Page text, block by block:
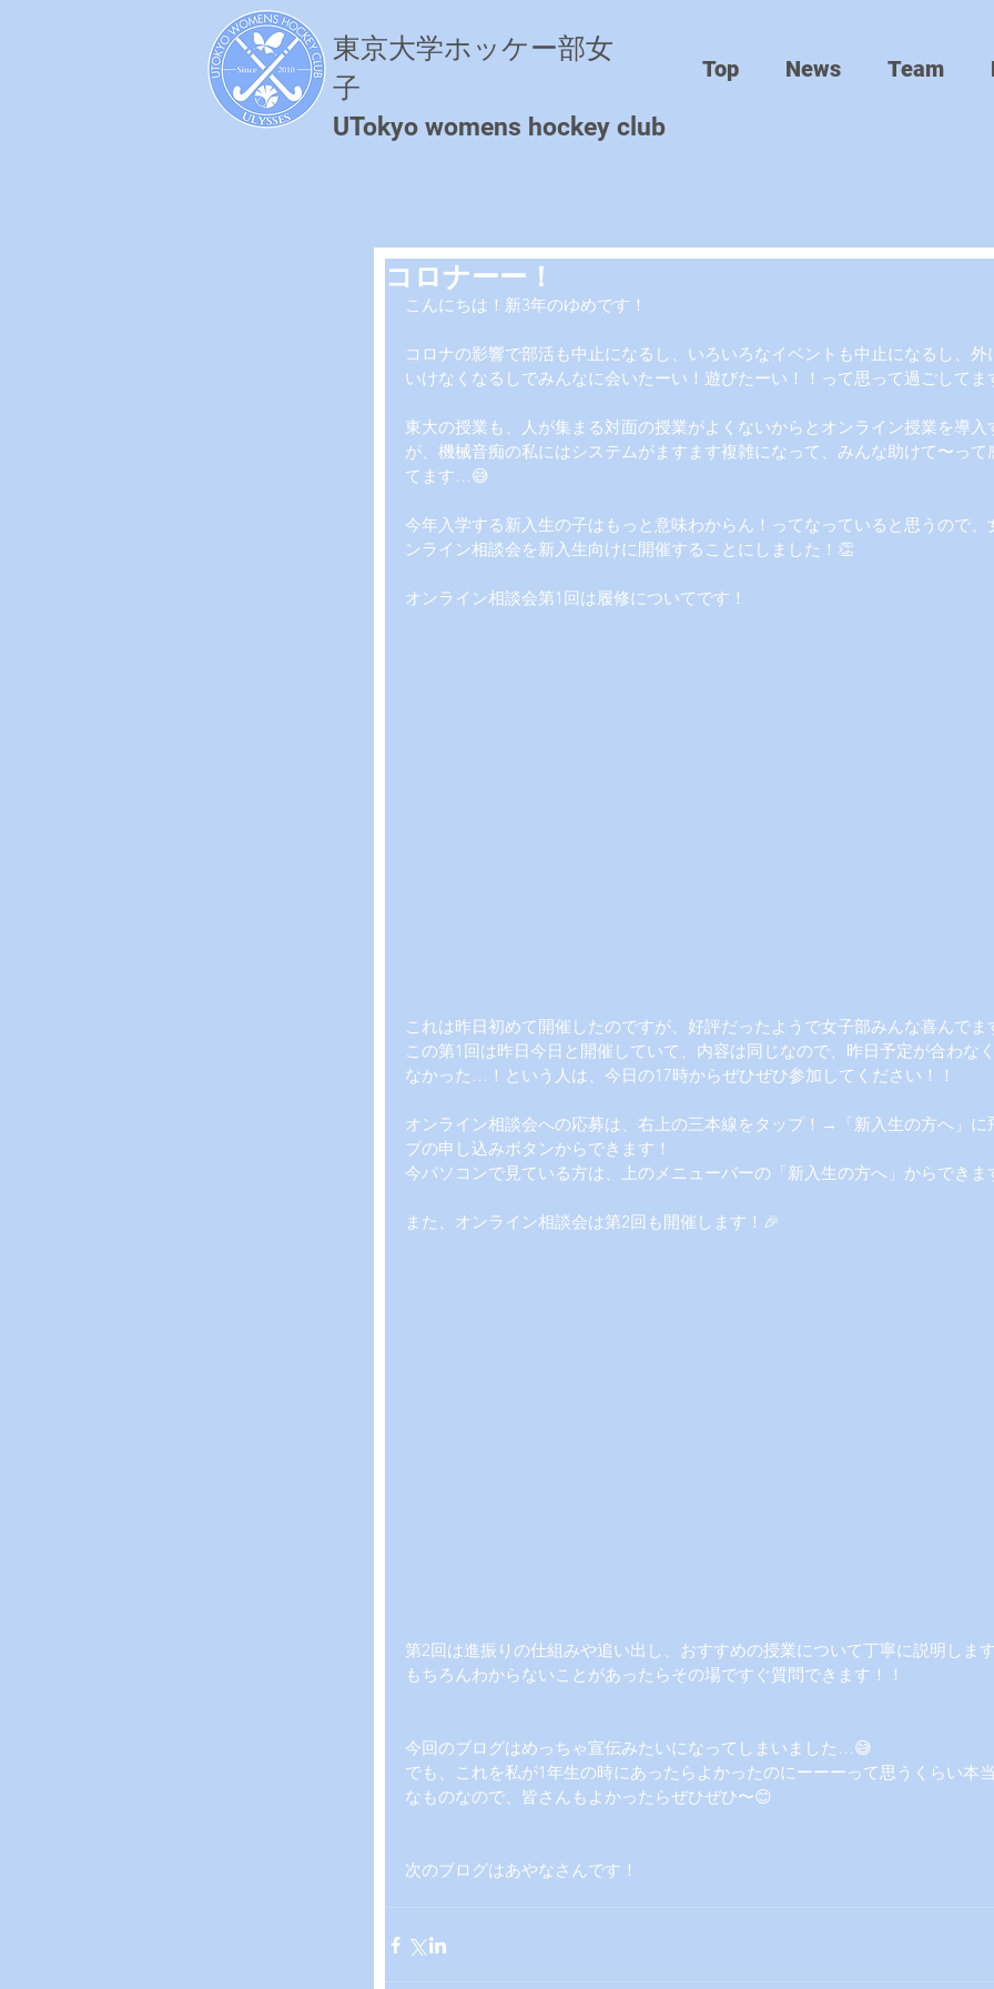
東京大学ホッケー部女
子
​UTokyo womens hockey club
Top News Team
コロナーー！
こんにちは！新3年のゆめです！
コロナの影響で部活も中止になるし、いろいろなイベントも中止になるし、外
いけなくなるしでみんなに会いたーい！遊びたーい！！って思って過ごしてま
東大の授業も、人が集まる対面の授業がよくないからとオンライン授業を導入
が、機械音痴の私にはシステムがますます複雑になって、みんな助けて〜って
てます…😅
今年入学する新入生の子はもっと意味わからん！ってなっていると思うので、
ンライン相談会を新入生向けに開催することにしました！👏
オンライン相談会第1回は履修についてです！
これは昨日初めて開催したのですが、好評だったようで女子部みんな喜んでま
この第1回は昨日今日と開催していて、内容は同じなので、昨日予定が合わな
なかった…！という人は、今日の17時からぜひぜひ参加してください！！
オンライン相談会への応募は、右上の三本線をタップ！→「新入生の方へ」
プの申し込みボタンからできます！
今パソコンで見ている方は、上のメニューバーの「新入生の方へ」からできま
また、オンライン相談会は第2回も開催します！🎉
第2回は進振りの仕組みや追い出し、おすすめの授業について丁寧に説明します
もちろんわからないことがあったらその場ですぐ質問できます！！
今回のブログはめっちゃ宣伝みたいになってしまいました…😅
でも、これを私が1年生の時にあったらよかったのにーーーって思うくらい本
なものなので、皆さんもよかったらぜひぜひ〜😊
次のブログはあやなさんです！